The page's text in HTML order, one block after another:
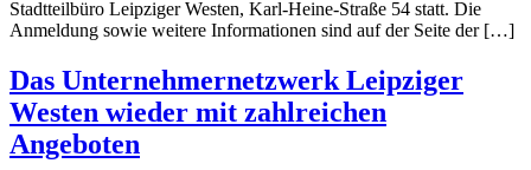
Stadtteilbüro Leipziger Westen, Karl-Heine-Straße 54 statt. Die
Anmeldung sowie weitere Informationen sind auf der Seite der […]
Das Unternehmernetzwerk Leipziger
Westen wieder mit zahlreichen
Angeboten